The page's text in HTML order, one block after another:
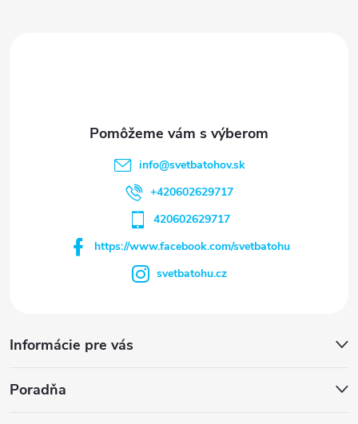
info@svetbatohov.sk
+420602629717
420602629717
https://www.facebook.com/svetbatohu
svetbatohu.cz
Informácie pre vás
Poradňa